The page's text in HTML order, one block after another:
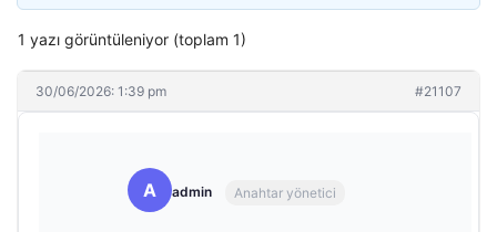
1 yazı görüntüleniyor (toplam 1)
30/06/2026: 1:39 pm #21107
A admin Anahtar yönetici